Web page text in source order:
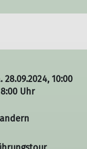
Beiträge
28.09.2024, 10:00
Uhr